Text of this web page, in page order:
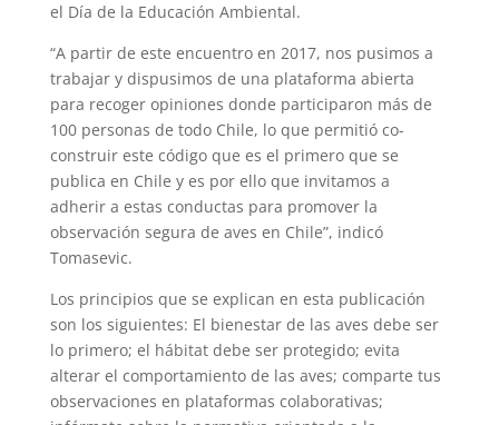
el Día de la Educación Ambiental.
“A partir de este encuentro en 2017, nos pusimos a
trabajar y dispusimos de una plataforma abierta
para recoger opiniones donde participaron más de
100 personas de todo Chile, lo que permitió co-
construir este código que es el primero que se
publica en Chile y es por ello que invitamos a
adherir a estas conductas para promover la
observación segura de aves en Chile”, indicó
Tomasevic.
Los principios que se explican en esta publicación
son los siguientes: El bienestar de las aves debe ser
lo primero; el hábitat debe ser protegido; evita
alterar el comportamiento de las aves; comparte tus
observaciones en plataformas colaborativas;